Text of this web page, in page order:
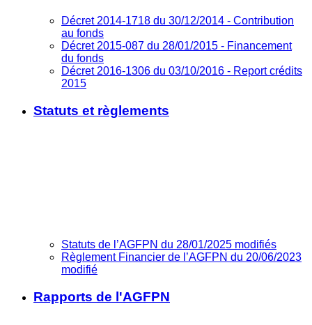
Décret 2014-1718 du 30/12/2014 - Contribution
au fonds
Décret 2015-087 du 28/01/2015 - Financement
du fonds
Décret 2016-1306 du 03/10/2016 - Report crédits
2015
Statuts et règlements
Statuts de l’AGFPN du 28/01/2025 modifiés
Règlement Financier de l’AGFPN du 20/06/2023
modifié
Rapports de l'AGFPN